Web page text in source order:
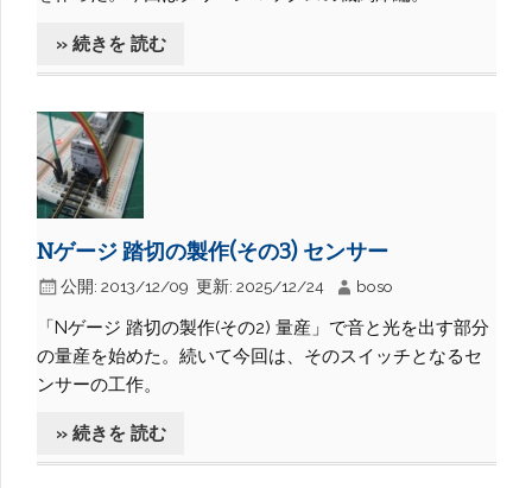
» 続きを 読む
Nゲージ 踏切の製作(その3) センサー
公開: 2013/12/09 更新: 2025/12/24 boso
「Nゲージ 踏切の製作(その2) 量産」で音と光を出す部分
の量産を始めた。続いて今回は、そのスイッチとなるセ
ンサーの工作。
» 続きを 読む